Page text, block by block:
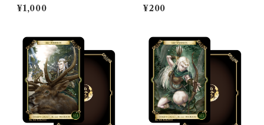
¥1,000 ¥200